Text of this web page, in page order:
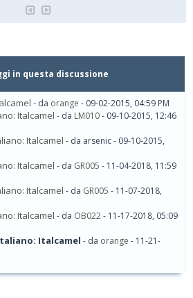
in questa discussione
- da orange - 09-02-2015, 04:59 PM
Italcamel - da LM010- 09-10-2015, 12:46
Italcamel - da arsenic - 09-10-2015,
Italcamel - da GR005 - 11-04-2018, 11:59
Italcamel - da GR005 - 11-07-2018,
Italcamel - da OB022- 11-17-2018, 05:09
Italcamel - da orange - 11-21-